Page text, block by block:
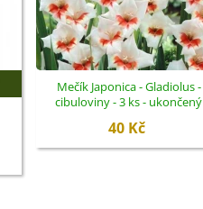
Mečík Japonica - Gladiolus -
cibuloviny - 3 ks - ukončený
40 Kč